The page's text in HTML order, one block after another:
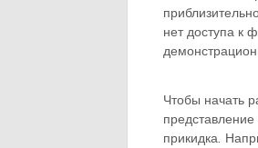
нет доступа к
Чтобы начать
прикидка